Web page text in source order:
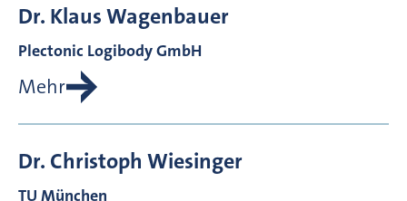
Dr. KlausWagenbauer
Plectonic Logibody GmbH
Mehr
Dr. Christoph Wiesinger
TU München